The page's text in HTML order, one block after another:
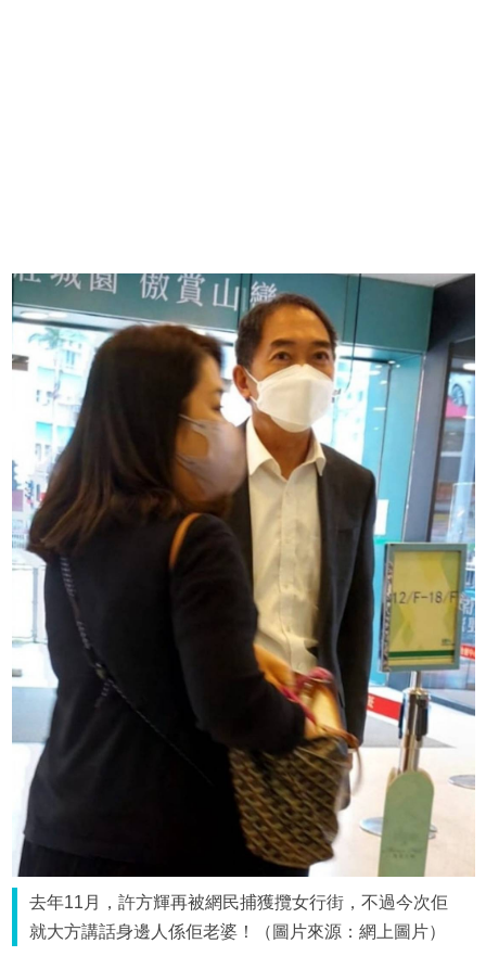
去年11月，許方輝再被網民捕獲攬女行街，不過今次佢
就大方講話身邊人係佢老婆！（圖片來源：網上圖片）